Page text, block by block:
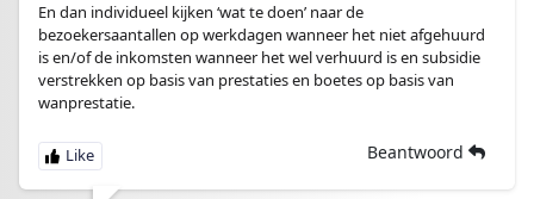
En dan individueel kijken ‘wat te doen’ naar de
bezoekersaantallen op werkdagen wanneer het niet afgehuurd
is en/of de inkomsten wanneer het wel verhuurd is en subsidie
verstrekken op basis van prestaties en boetes op basis van
wanprestatie.
Beantwoord